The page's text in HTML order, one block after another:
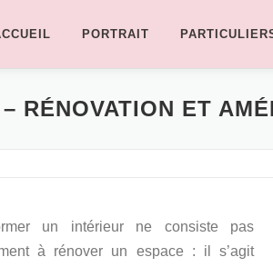
PORTRAIT
RÉNOVATION ET
un intérieur ne consiste pas
à rénover un espace : il s’agit